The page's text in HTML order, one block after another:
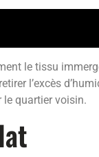
le tissu
l’excès
le quartier voisin.